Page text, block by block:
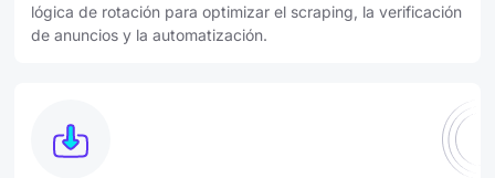
lógica de rotación para optimizar el scraping, la verificación
de anuncios y la automatización.